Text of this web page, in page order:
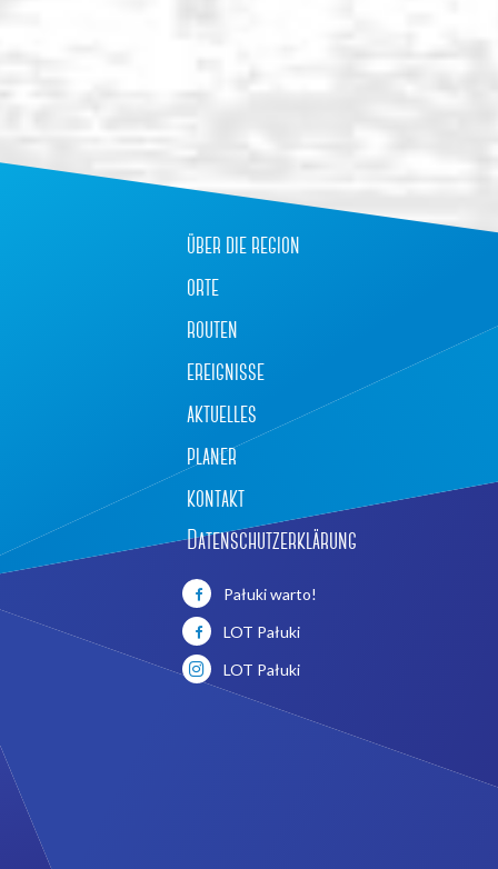
über die region
orte
routen
ereignisse
aktuelles
planer
kontakt
Datenschutzerklärung
Pałuki warto!
LOT Pałuki
LOT Pałuki